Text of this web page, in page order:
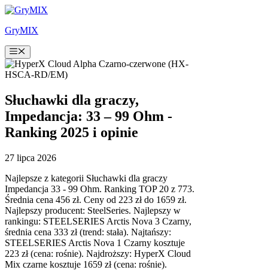
Przejdź
treści
GryMIX
Menu
Słuchawki dla graczy,
Impedancja: 33 – 99 Ohm -
Ranking 2025 i opinie
27 lipca 2026
Najlepsze z kategorii Słuchawki dla graczy
Impedancja 33 - 99 Ohm. Ranking TOP 20 z 773.
Średnia cena 456 zł. Ceny od 223 zł do 1659 zł.
Najlepszy producent: SteelSeries. Najlepszy w
rankingu: STEELSERIES Arctis Nova 3 Czarny,
średnia cena 333 zł (trend: stała). Najtańszy:
STEELSERIES Arctis Nova 1 Czarny kosztuje
223 zł (cena: rośnie). Najdroższy: HyperX Cloud
Mix czarne kosztuje 1659 zł (cena: rośnie).